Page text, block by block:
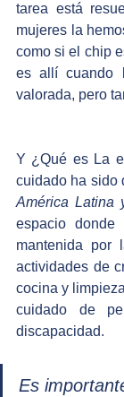
tarea está
mujeres la
como si el chip
es allí cuando
valorada, pero
Y ¿Qué es La
cuidado ha sido
América Latina
espacio
mantenida por
actividades de
cocina y
cuidado de
discapacidad.
Es